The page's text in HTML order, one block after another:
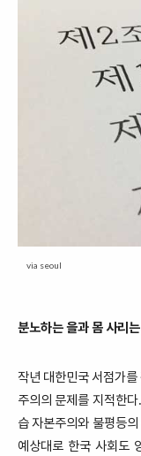
via seoul
분노하는 을과 몸 사리
작년 대한민국 서점가를
주의의 문제를 지적한다.
습 자본주의와 불평등
예상대로 한국 사회도